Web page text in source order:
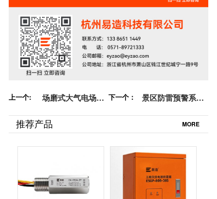
上一个:
场磨式大气电场仪- 下一个：
景区防雷预警系统-
推荐产品 MORE